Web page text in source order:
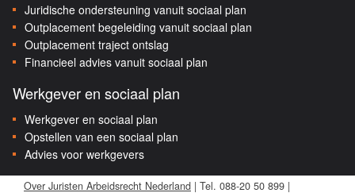
Juridische ondersteuning vanuit sociaal plan
Outplacement begeleiding vanuit sociaal plan
Outplacement traject ontslag
Financieel advies vanuit sociaal plan
Werkgever en sociaal plan
Werkgever en sociaal plan
Opstellen van een sociaal plan
Advies voor werkgevers
Over Juristen Arbeidsrecht Nederland | Tel. 088-20 50 899 |